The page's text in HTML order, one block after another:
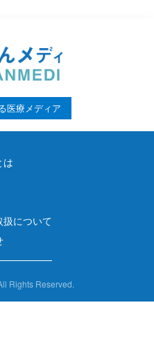
医療メディア
は
について
Rights Reserved.